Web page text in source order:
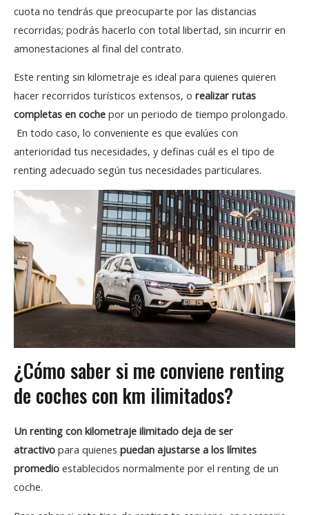
cuota no tendrás que preocuparte por las distancias
recorridas; podrás hacerlo con total libertad, sin incurrir en
amonestaciones al final del contrato.
Este renting sin kilometraje es ideal para quienes quieren
hacer recorridos turísticos extensos, o realizar rutas
completas en coche por un periodo de tiempo prolongado.
En todo caso, lo conveniente es que evalúes con
anterioridad tus necesidades, y definas cuál es el tipo de
renting adecuado según tus necesidades particulares.
¿Cómo saber si me conviene renting
de coches con km ilimitados?
Un renting con kilometraje ilimitado deja de ser
atractivo para quienes puedan ajustarse a los límites
promedio establecidos normalmente por el renting de un
coche.